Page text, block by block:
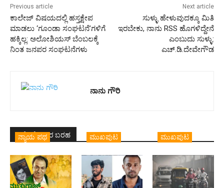
Previous article
ಕಾಲೇಜ್‌‌ ವಿಷಯದಲ್ಲಿ ಹಸ್ತಕ್ಷೇಪ
ಮಾಡಲು ‘ಗೂಂಡಾ ಸಂಘಟನೆ’ಗಳಿಗೆ
ಹಕ್ಕಿಲ್ಲ: ಅಲೋಶಿಯಸ್‌‌ ಬೆಂಬಲಕ್ಕೆ
ನಿಂತ ಜನಪರ ಸಂಘಟನೆಗಳು
Next article
ಸುಳ್ಳು ಹೇಳುವುದಕ್ಕೂ ಮಿತಿ
ಇರಬೇಕು, ನಾನು RSS ಹೊಗಳಿದ್ದೇನೆ
ಎಂಬುದು ಸುಳ್ಳು:
ಎಚ್.ಡಿ.ದೇವೇಗೌಡ
ನಾನು ಗೌರಿ
ಇದೇ ಲೇಖಕರ ಬರಹ
ನ್ಯಾಯ ಪಥ ಮುಖಪುಟ ಮುಖಪುಟ